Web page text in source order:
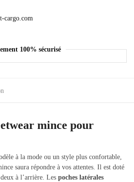
100% sécurisé
mince pour
à la mode ou un style plus confortable,
saura répondre à vos attentes. Il est doté
à l’arrière. Les poches latérales